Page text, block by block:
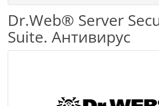
Dr.Web® Server
Suite. Антивирус